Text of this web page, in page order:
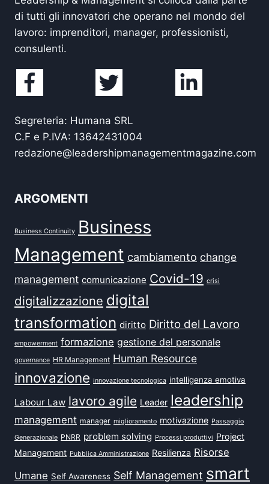
di tutti gli innovatori che operano nel mondo del
lavoro: imprenditori, manager, professionisti,
consulenti.
Segreteria: Humana SRL
C.F e P.IVA: 13642431004
redazione@leadershipmanagementmagazine.com
ARGOMENTI
Business Continuity Business
Management cambiamento change
management comunicazione Covid-19 crisi
digitalizzazione digital
transformation diritto Diritto del Lavoro
empowerment formazione gestione del personale
governance HR Management Human Resource
innovazione innovazione tecnologica intelligenza emotiva
Labour Law lavoro agile Leader leadership
management manager miglioramento motivazione Passaggio
Generazionale PNRR problem solving Processi produttivi Project
Management Pubblica Amministrazione Resilienza Risorse
Umane Self Awareness Self Management smart